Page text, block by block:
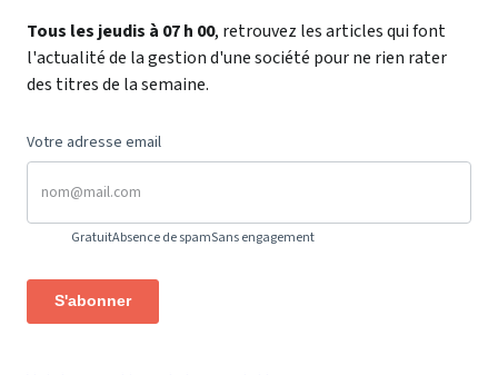
Tous les jeudis à 07 h 00, retrouvez les articles qui font
l'actualité de la gestion d'une société pour ne rien rater
des titres de la semaine.
Votre adresse email
GratuitAbsence de spamSans engagement
S'abonner